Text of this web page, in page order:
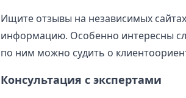
Ищите отзывы на независимых
информацию. Особенно интересны
по ним можно судить о
Консультация с экспертами